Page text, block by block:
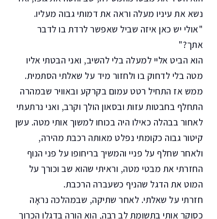
נשא את עיניו מעלה וראה את דמותי גבוה מעליו.
"אולי יש כאן איזה שביל שאפשר לרדת בו לדבר
אתך?"
הוא הביט אליי למעלה בלי להשיב, ואני הבטתי אליו
מטה בלי לדחוק בו ולחזור מיד על שאלתי הסתמית.
ממש אז התחיל רטט עמום בקרקע ובאוויר שבמהרה
התחלף בחבטות עזות ובסאון הולך וקרב, ואני נרתעתי
לאחור בבהלה כאילו היה בכוחו למשוך אותי מטה. עשן
קיטור גבוה כקומתי נפלט מאותה רכבת מהירה,
ולאחר שחלף על פניי והמשיך בריחופו על פני הנוף
החזרתי את מבטי מטה, וראיתי שהוא שב וכורך על
המוט את הדגל שהניף כשעברה הרכבת.
חזרתי על שאלתי. לאחר שתיקה, שבמהלכה נראָה
כסוקר אותי בתשומת לב רבה, הוא הורה בדגלו הכרוך